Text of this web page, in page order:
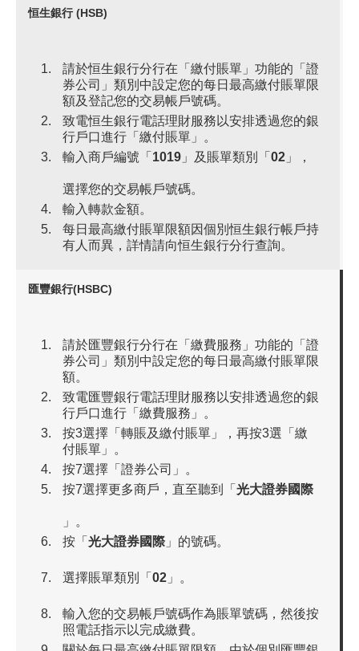
恒生銀行 (HSB)
請於恒生銀行分行在「繳付賬單」功能的「證
券公司」類別中設定您的每日最高繳付賬單限
額及登記您的交易帳戶號碼。
致電恒生銀行電話理財服務以安排透過您的銀
行戶口進行「繳付賬單」。
輸入商戶編號「 1019 」及賬單類別「 02 」，
選擇您的交易帳戶號碼。
輸入轉款金額。
每日最高繳付賬單限額因個別恒生銀行帳戶持
有人而異，詳情請向恒生銀行分行查詢。
匯豐銀行(HSBC)
請於匯豐銀行分行在「繳費服務」功能的「證
券公司」類別中設定您的每日最高繳付賬單限
額。
致電匯豐銀行電話理財服務以安排透過您的銀
行戶口進行「繳費服務」。
按3選擇「轉賬及繳付賬單」，再按3選「繳
付賬單」。
按7選擇「證券公司」。
按7選擇更多商戶，直至聽到「 光大證券國際
」。
按「 光大證券國際 」的號碼。
選擇賬單類別「 02 」。
輸入您的交易帳戶號碼作為賬單號碼，然後按
照電話指示以完成繳費。